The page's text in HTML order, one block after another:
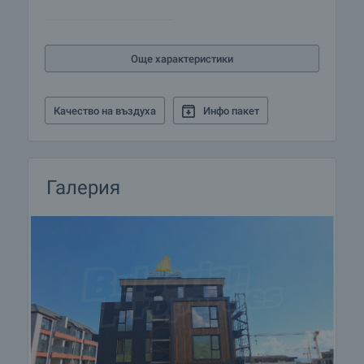
свържете с отговорния за офертата брокер по
имейл или телефон.
Резервация на имота
Имотът може да бъде резервиран и свален от
други купувачи и започва подготовка на
документите за сключване на предварителен и
окончателен договор. Свържете се с отговорния
процедурата на покупка и начините за плащане.
Жилищен кредит
Ние си партнираме с водещите български банки
и можем да ви свържем с техните консултанти
за информация и кандидатстване за кредит.
Още характеристики
Качество на въздуха Инфо пакет
Галерия